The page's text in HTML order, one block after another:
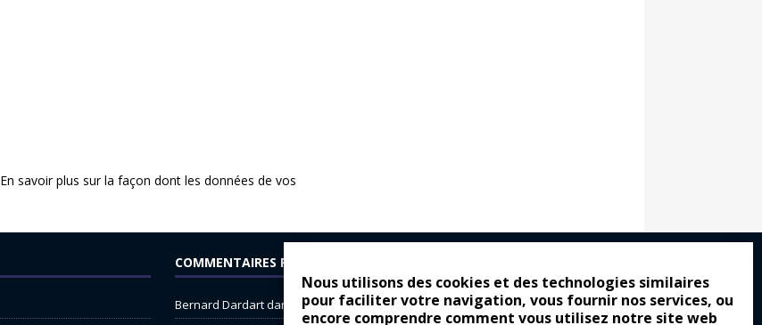
Nous utilisons des cookies et des technologies similaires
pour faciliter votre navigation, vous fournir nos services, ou
encore comprendre comment vous utilisez notre site web
En savoir plus sur la façon dont les données de vos
COMMENTAIRES RÉCENTS
Bernard Dardartdans
Dacia Sandero : pour les gens vrais